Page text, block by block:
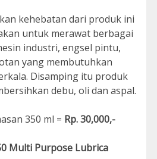
kehebatan dari produk ini
untuk merawat berbagai
industri, engsel pintu,
yang membutuhkan
Disamping itu produk
debu, oli dan aspal.
350 ml = Rp. 30,000,-
Multi Purpose Lubrica